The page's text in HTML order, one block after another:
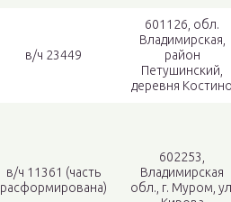
в/ч 23449
601126, обл.
Владимирская,
район
Петушинский,
деревня
в/ч 11361 (часть
расформирована)
602253,
Владимирская
обл., г. Муром,